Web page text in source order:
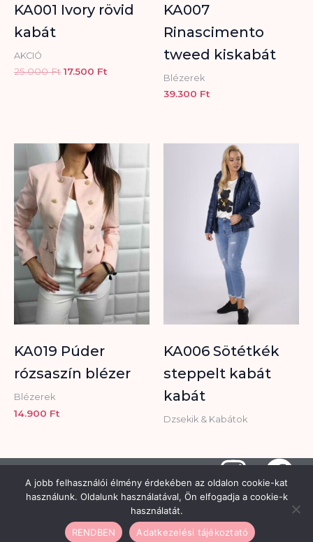
KA001 Ivory rövid
kabát
AKCIÓ
25.000Ft 17.500 Ft
KA007
Rinascimento
tweed kiskabát
Blézerek
39.300 Ft
KA019 Púder
rózsaszín blézer
Blézerek
14.900 Ft
KA006 Sötétkék
steppelt kabát
kabát
Dzsekik & Kabátok
I
n
s
F
a
Adatkezelési tájékoztató-
Elállási minta-
Copyright © 2026 Hisztéria Női
Divatüzlet | Minden jog fenntartva |
Készítette a
CsabaInformatika.NET
A jobb felhasználói élmény érdekében az oldalon cookie-kat
használunk. Oldalunk használatával, Ön elfogadja a cookie-k
használatát.
RENDBEN
Adatkezelési tájékoztató